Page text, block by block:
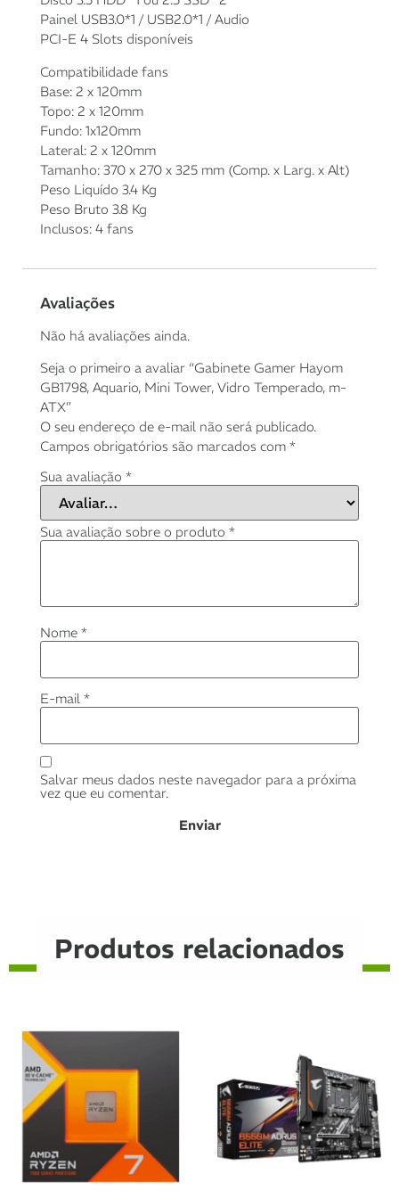
6x deR$58,98 com
juros
7x deR$51,05com
juros
Painel USB3.0*1 / USB2.0*1 / Audio
PCI-E 4 Slots disponíveis
Compatibilidade fans
Base: 2 x 120mm
Topo: 2 x 120mm
Fundo: 1x120mm
Lateral: 2 x 120mm
Tamanho: 370 x 270 x 325 mm (Comp. x Larg. x Alt)
Peso Liquído 3.4 Kg
Peso Bruto 3.8 Kg
Inclusos: 4 fans
Avaliações
Não há avaliações ainda.
Seja o primeiro a avaliar “Gabinete Gamer Hayom
GB1798, Aquario, Mini Tower, Vidro Temperado, m-
ATX”
O seu endereço de e-mail não será publicado.
Campos obrigatórios são marcados com *
Sua avaliação *
Sua avaliação sobre o produto *
Nome *
E-mail *
Salvar meus dados neste navegador para a próxima
vez que eu comentar.
Produtos relacionados